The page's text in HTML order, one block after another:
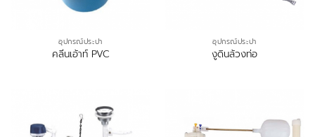
อุปกรณ์ประปา
คลีนเอ้าท์ PVC
อุปกรณ์ประปา
งูดินล้วงท่อ